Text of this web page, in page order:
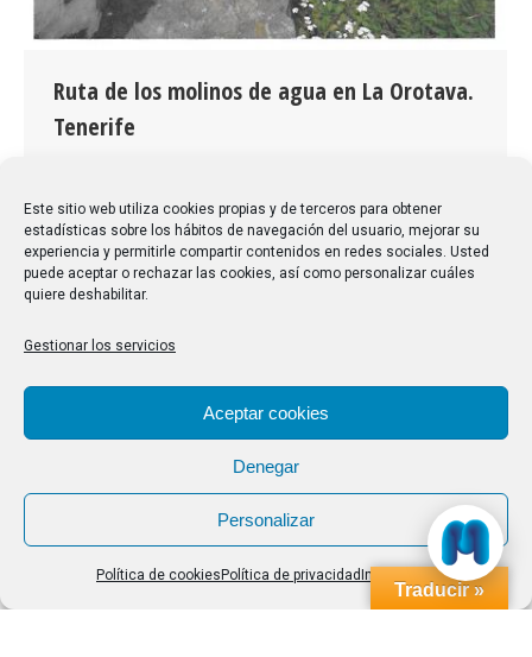
Este sitio web utiliza cookies propias y de terceros para obtener
estadísticas sobre los hábitos de navegación del usuario, mejorar su
experiencia y permitirle compartir contenidos en redes sociales. Usted
puede aceptar o rechazar las cookies, así como personalizar cuáles
quiere deshabilitar.
Gestionar los servicios
Aceptar cookies
Denegar
Personalizar
Política de cookies Política de privacidad Impressum
Ruta de los molinos de agua en La Orotava.
Tenerife
Deja un comentario
Vista de los compañeros de senderismo de los
Mayores de la Universidad de La Laguna a los
antiguos molinos de agua en la Villa de La Orotava en
Tenerife
Traducir »